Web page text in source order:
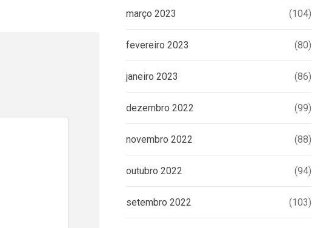
março 2023 (104)
fevereiro 2023 (80)
janeiro 2023 (86)
dezembro 2022 (99)
novembro 2022 (88)
outubro 2022 (94)
setembro 2022 (103)